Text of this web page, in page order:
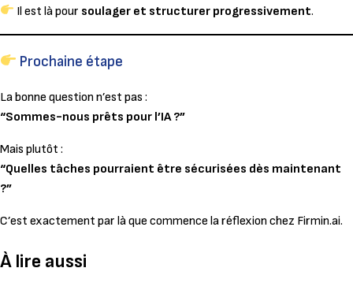
Il est là pour soulager et structurer progressivement.
Prochaine étape
La bonne question n’est pas :
“Sommes-nous prêts pour l’IA ?”
Mais plutôt :
“Quelles tâches pourraient être sécurisées dès maintenant
?”
C’est exactement par là que commence la réflexion chez Firmin.ai.
À lire aussi